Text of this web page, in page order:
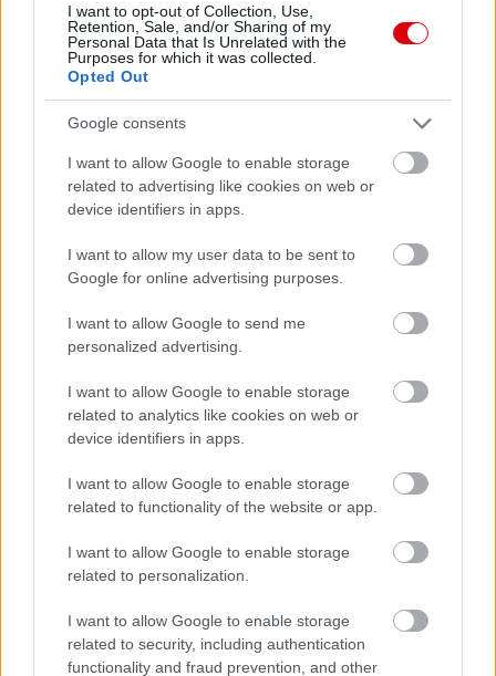
I want to opt-out of Collection, Use,
Retention, Sale, and/or Sharing of my
Personal Data that Is Unrelated with the
Purposes for which it was collected.
Opted Out
Google consents
I want to allow Google to enable storage
related to advertising like cookies on web or
device identifiers in apps.
I want to allow my user data to be sent to
Google for online advertising purposes.
I want to allow Google to send me
personalized advertising.
I want to allow Google to enable storage
related to analytics like cookies on web or
device identifiers in apps.
I want to allow Google to enable storage
related to functionality of the website or app.
I want to allow Google to enable storage
related to personalization.
I want to allow Google to enable storage
related to security, including authentication
functionality and fraud prevention, and other
Meccs Center
Paris Saint-Germainvs
Manchester United
Felkészülési szezon 4. mérkőzés
Nya Ullevi, Göteborg
2026-08-08 17:00
1 nap 10 óra 11 perc 1 másodperc
Manchester United
ELŐZŐ MÉRKŐZÉSEK
Támogatás
Támogasd adományoddal